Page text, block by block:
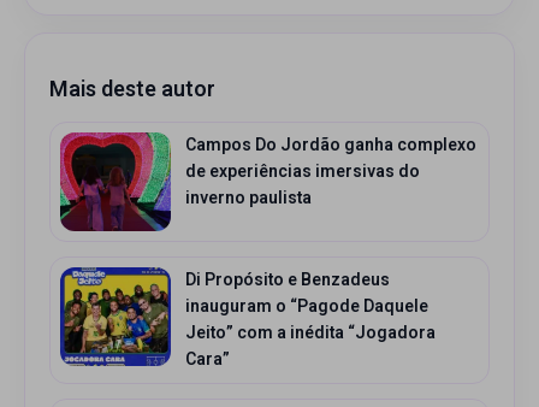
Mais deste autor
Campos Do Jordão ganha complexo
de experiências imersivas do
inverno paulista
Di Propósito e Benzadeus
inauguram o “Pagode Daquele
Jeito” com a inédita “Jogadora
Cara”